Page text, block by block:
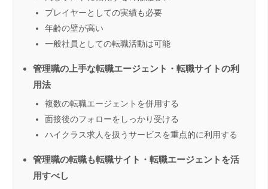
プレイヤーとしての実績も必要
年齢の壁が高い
一般社員としての転職活動は可能
管理職の上手な転職エージェント・転職サイトの利
用法
複数の転職エージェントを併用する
面接後のフォローをしっかり受ける
ハイクラス求人を扱うサービスを重点的に利用する
管理職の転職も転職サイト・転職エージェントを活
用すべし